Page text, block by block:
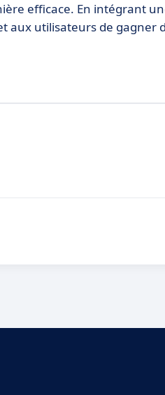
efficace. En intégrant
aux utilisateurs de gagner